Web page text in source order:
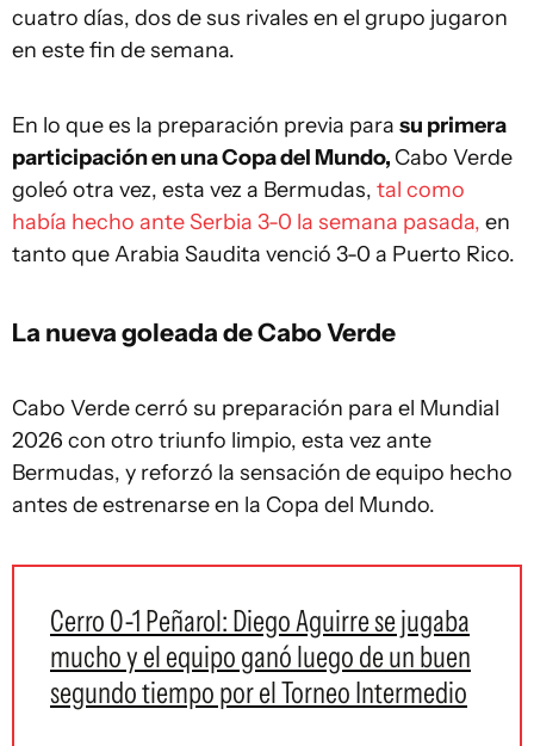
cuatro días, dos de sus rivales en el grupo jugaron
en este fin de semana.
En lo que es la preparación previa para su primera
participación en una Copa del Mundo, Cabo Verde
goleó otra vez, esta vez a Bermudas, tal como
había hecho ante Serbia 3-0 la semana pasada, en
tanto que Arabia Saudita venció 3-0 a Puerto Rico.
La nueva goleada de Cabo Verde
Cabo Verde cerró su preparación para el Mundial
2026 con otro triunfo limpio, esta vez ante
Bermudas, y reforzó la sensación de equipo hecho
antes de estrenarse en la Copa del Mundo.
Cerro 0-1 Peñarol: Diego Aguirre se jugaba
mucho y el equipo ganó luego de un buen
segundo tiempo por el Torneo Intermedio